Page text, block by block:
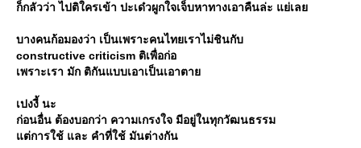
ก็กลัวว่า ไปติใครเข้า ปะเด๋วผูกใจเจ็บหาทางเอาคืนล่ะ แย่เล
บางคนก้อมองว่า เป็นเพราะคนไทยเราไม่ชินกับ
constructive criticism ติเพื่อก่อ
เพราะเรา มัก ติกันแบบเอาเป็นเอาตา
เปงงี้ นะ
ก่อนอื่น ต้องบอกว่า ความเกรงใจ มีอยู่ในทุกวัฒนธรรม
ต่การใช้ และ คำที่ใช้ มันต่างกัน